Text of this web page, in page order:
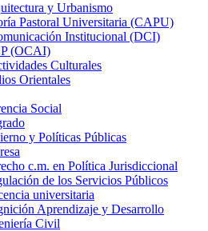
y Urbanismo
Pastoral Universitaria (CAPU)
Institucional (DCI)
(OCAI)
Culturales
Orientales
Social
y Políticas Públicas
c.m. en Política Jurisdiccional
de los Servicios Públicos
universitaria
Aprendizaje y Desarrollo
Civil